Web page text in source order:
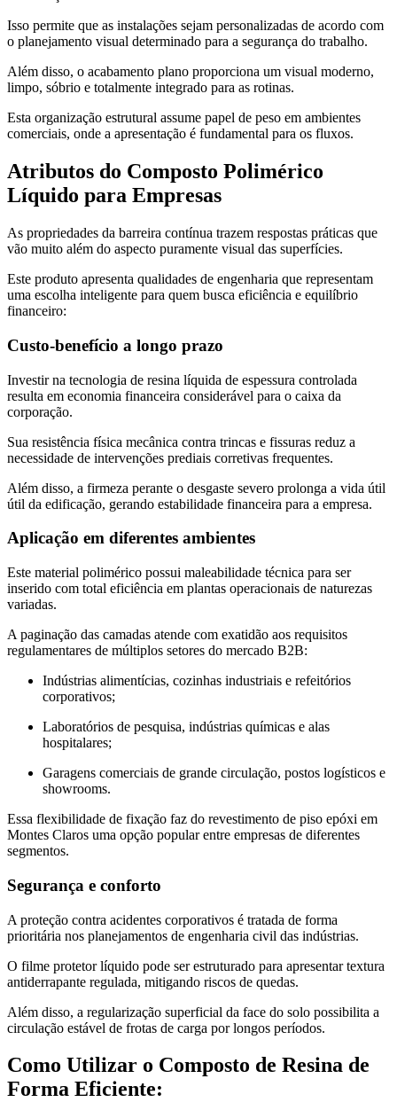
Isso permite que as instalações sejam personalizadas de acordo com
o planejamento visual determinado para a segurança do trabalho.
Além disso, o acabamento plano proporciona um visual moderno,
limpo, sóbrio e totalmente integrado para as rotinas.
Esta organização estrutural assume papel de peso em ambientes
comerciais, onde a apresentação é fundamental para os fluxos.
Atributos do Composto Polimérico
Líquido para Empresas
As propriedades da barreira contínua trazem respostas práticas que
vão muito além do aspecto puramente visual das superfícies.
Este produto apresenta qualidades de engenharia que representam
uma escolha inteligente para quem busca eficiência e equilíbrio
financeiro:
Custo-benefício a longo prazo
Investir na tecnologia de resina líquida de espessura controlada
resulta em economia financeira considerável para o caixa da
corporação.
Sua resistência física mecânica contra trincas e fissuras reduz a
necessidade de intervenções prediais corretivas frequentes.
Além disso, a firmeza perante o desgaste severo prolonga a vida útil
útil da edificação, gerando estabilidade financeira para a empresa.
Aplicação em diferentes ambientes
Este material polimérico possui maleabilidade técnica para ser
inserido com total eficiência em plantas operacionais de naturezas
variadas.
A paginação das camadas atende com exatidão aos requisitos
regulamentares de múltiplos setores do mercado B2B:
Indústrias alimentícias, cozinhas industriais e refeitórios
corporativos;
Laboratórios de pesquisa, indústrias químicas e alas
hospitalares;
Garagens comerciais de grande circulação, postos logísticos e
showrooms.
Essa flexibilidade de fixação faz do revestimento de piso epóxi em
Montes Claros uma opção popular entre empresas de diferentes
segmentos.
Segurança e conforto
A proteção contra acidentes corporativos é tratada de forma
prioritária nos planejamentos de engenharia civil das indústrias.
O filme protetor líquido pode ser estruturado para apresentar textura
antiderrapante regulada, mitigando riscos de quedas.
Além disso, a regularização superficial da face do solo possibilita a
circulação estável de frotas de carga por longos períodos.
Como Utilizar o Composto de Resina de
Forma Eficiente: